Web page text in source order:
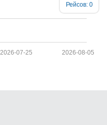
2026-08-05
2026-07-25
Рейсов: 0